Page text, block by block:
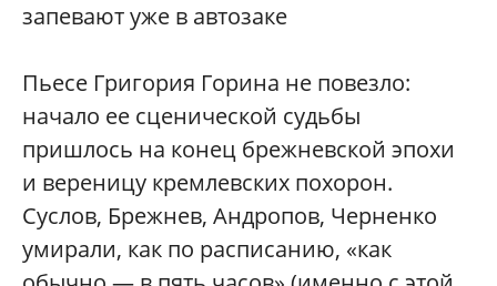
запевают уже в автозаке
Пьесе Григория Горина не повезло:
начало ее сценической судьбы
пришлось на конец брежневской эпохи
и вереницу кремлевских похорон.
Суслов, Брежнев, Андропов, Черненко
умирали, как по расписанию, «как